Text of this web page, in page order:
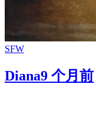
SFW
Diana9 个月前